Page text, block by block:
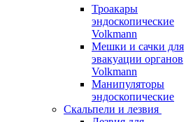
Троакары
эндоскопические
Volkmann
Мешки и сачки для
эвакуации органов
Volkmann
Манипуляторы
эндоскопические
Скальпели и лезвия